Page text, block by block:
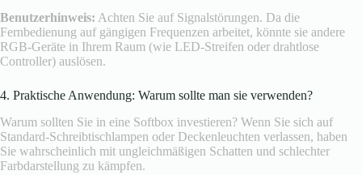
Benutzerhinweis: Achten Sie auf Signalstörungen. Da die
Fernbedienung auf gängigen Frequenzen arbeitet, könnte sie andere
RGB-Geräte in Ihrem Raum (wie LED-Streifen oder drahtlose
Controller) auslösen.
4. Praktische Anwendung: Warum sollte man sie verwenden?
Warum sollten Sie in eine Softbox investieren? Wenn Sie sich auf
Standard-Schreibtischlampen oder Deckenleuchten verlassen, haben
Sie wahrscheinlich mit ungleichmäßigen Schatten und schlechter
Farbdarstellung zu kämpfen.